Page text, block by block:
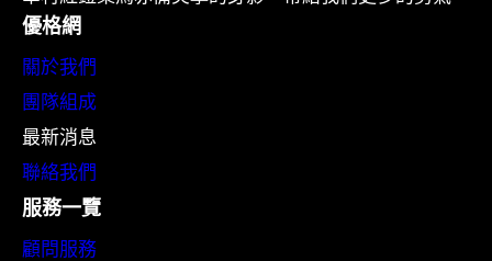
優格網
關於我們
團隊組成
最新消息
聯絡我們
服務一覽
顧問服務